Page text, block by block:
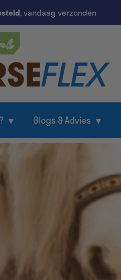
, vandaag verzonden
Blogs & Advies